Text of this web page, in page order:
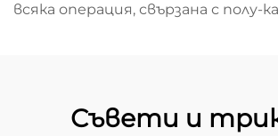
всяка операция, свързана с полу-
Съвети и